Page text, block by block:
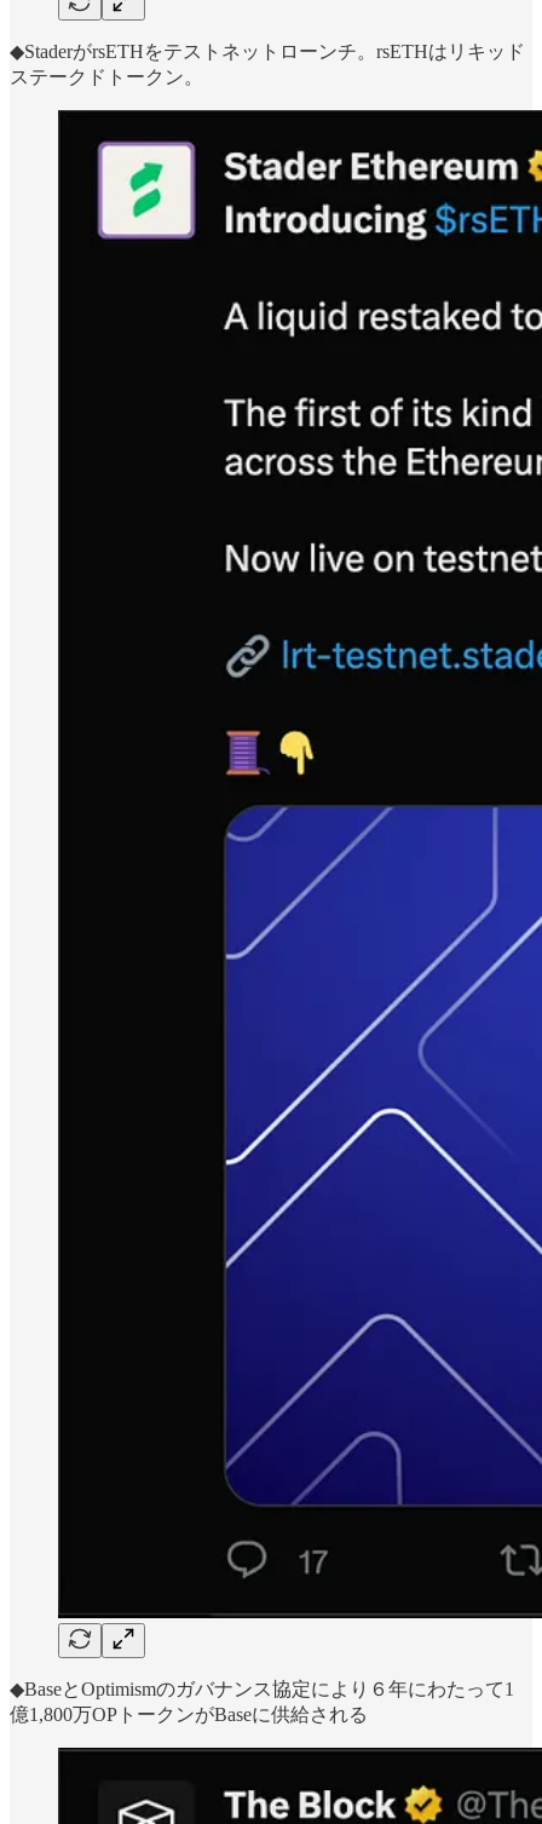
◆StaderがrsETHをテストネットローンチ。rsETHはリキッド
ステークドトークン。
◆BaseとOptimismのガバナンス協定により６年にわたって1
億1,800万OPトークンがBaseに供給される